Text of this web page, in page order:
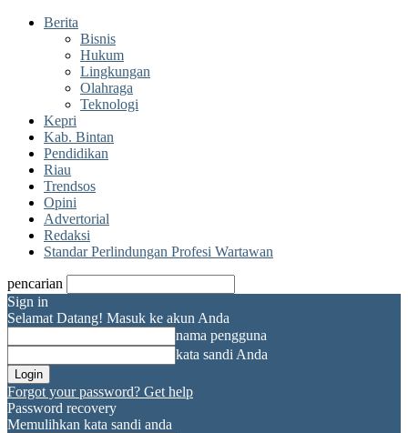
Berita
Bisnis
Hukum
Lingkungan
Olahraga
Teknologi
Kepri
Kab. Bintan
Pendidikan
Riau
Trendsos
Opini
Advertorial
Redaksi
Standar Perlindungan Profesi Wartawan
pencarian
Sign in
Selamat Datang! Masuk ke akun Anda
nama pengguna
kata sandi Anda
Forgot your password? Get help
Password recovery
Memulihkan kata sandi anda